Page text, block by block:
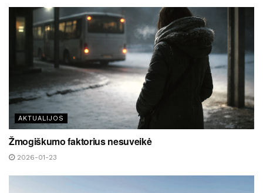
AKTUALIJOS
Žmogiškumo faktorius nesuveikė
2026-01-23